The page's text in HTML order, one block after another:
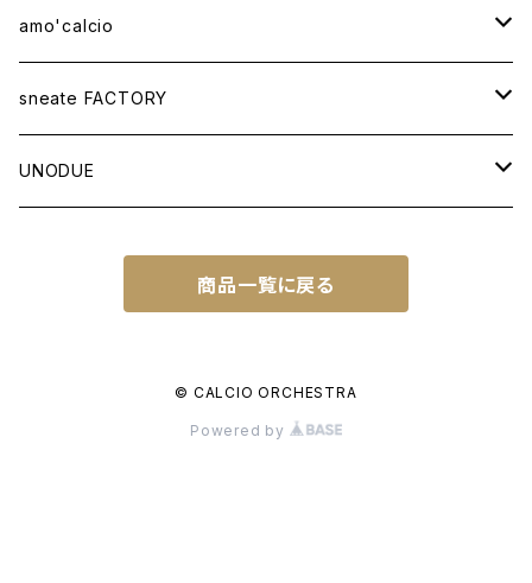
amo'calcio
APPAREL
T-SHIRT
BAG
WOVEN TOTEBAG A4W
WOVEN BACKPACK A3H
sneate FACTORY
ORIGINAL DESIGN
NATIONAL IDENTITY SERIES
UNODUE
FUTSAL BALL
SOCCER NOTE
商品一覧に戻る
© CALCIO ORCHESTRA
Powered by